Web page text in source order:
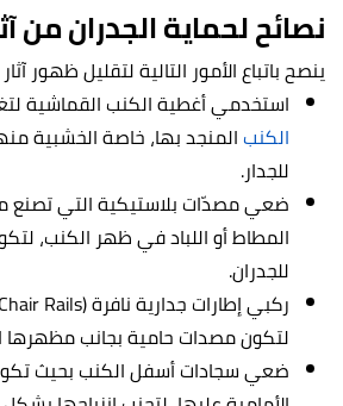
نصائح لحماية الجدران من
ينصح باتباع الأمور التالية لتقليل ظهور
استخدمي أغطية الكنب القماشية
الكنبالمنجد بها، خاصة الخشبية
للجدار.
ضعي مصدّات بلاستيكية التي تصنع
المطاط أو اللباد في ظهر الكنب،
للجدران.
لتكون مصدات حامية بجانب مظهرها
ضعي سجادات أسفل الكنب بحيث